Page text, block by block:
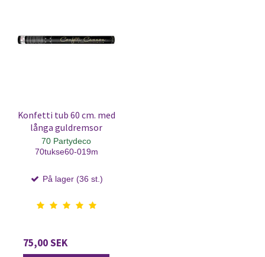
Konfetti tub 60 cm. med
långa guldremsor
70 Partydeco
70tukse60-019m
På lager (36 st.)
75,00 SEK